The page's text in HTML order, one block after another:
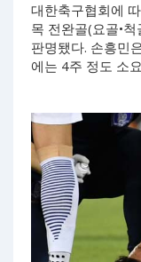
대한축구협회에
목 전완골(요골•
판명됐다. 손흥민
에는 4주 정도 소